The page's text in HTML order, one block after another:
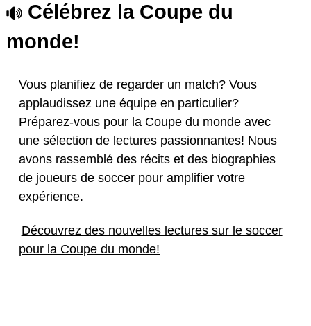
Célébrez la Coupe du
monde!
Vous planifiez de regarder un match? Vous
applaudissez une équipe en particulier?
Préparez-vous pour la Coupe du monde avec
une sélection de lectures passionnantes! Nous
avons rassemblé des récits et des biographies
de joueurs de soccer pour amplifier votre
expérience.
Découvrez des nouvelles lectures sur le soccer
pour la Coupe du monde!